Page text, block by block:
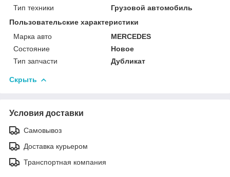
Тип техники
Грузовой автомобиль
Пользовательские характеристики
Марка авто
MERCEDES
Состояние
Новое
Тип запчасти
Дубликат
Скрыть
Условия доставки
Самовывоз
Доставка курьером
Транспортная компания